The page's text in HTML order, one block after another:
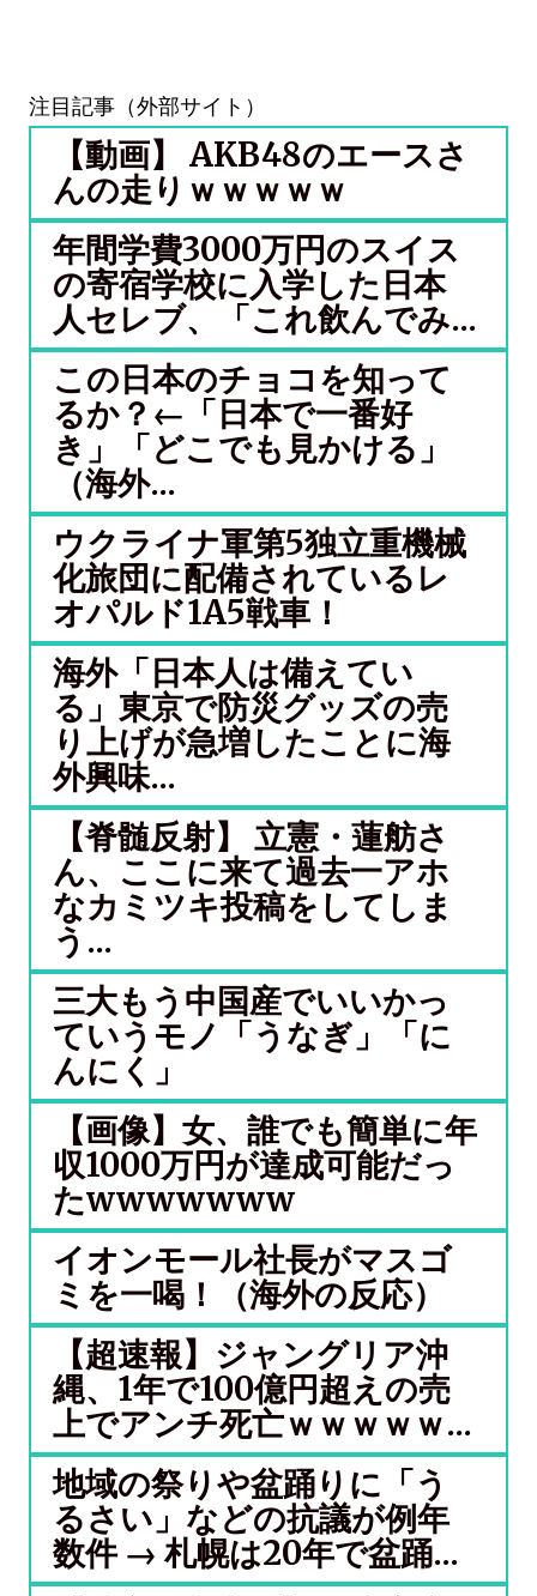
注目記事（外部サイト）
【動画】 AKB48のエースさ
んの走りｗｗｗｗｗ
年間学費3000万円のスイス
の寄宿学校に入学した日本
人セレブ、「これ飲んでみ...
この日本のチョコを知って
るか？←「日本で一番好
き」「どこでも見かける」
（海外...
ウクライナ軍第5独立重機械
化旅団に配備されているレ
オパルド1A5戦車！
海外「日本人は備えてい
る」東京で防災グッズの売
り上げが急増したことに海
外興味...
【脊髄反射】 立憲・蓮舫さ
ん、ここに来て過去一アホ
なカミツキ投稿をしてしま
う...
三大もう中国産でいいかっ
ていうモノ「うなぎ」「に
んにく」
【画像】女、誰でも簡単に年
収1000万円が達成可能だっ
たwwwwwww
イオンモール社長がマスゴ
ミを一喝！（海外の反応）
【超速報】ジャングリア沖
縄、1年で100億円超えの売
上でアンチ死亡ｗｗｗｗｗ...
地域の祭りや盆踊りに「う
るさい」などの抗議が例年
数件 → 札幌は20年で盆踊...